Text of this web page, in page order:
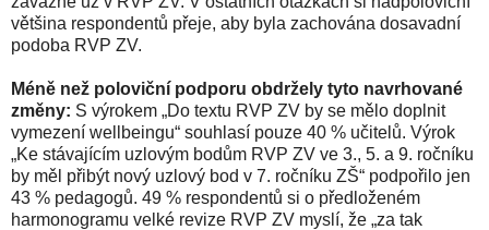
většina respondentů přeje, aby byla zachována dosavadní
podoba RVP ZV.
Méně než poloviční podporu obdržely tyto navrhované
změny: S výrokem „Do textu RVP ZV by se mělo doplnit
vymezení wellbeingu“ souhlasí pouze 40 % učitelů. Výrok
„Ke stávajícím uzlovým bodům RVP ZV ve 3., 5. a 9. ročníku
by měl přibýt nový uzlový bod v 7. ročníku ZŠ“ podpořilo jen
43 % pedagogů. 49 % respondentů si o předloženém
harmonogramu velké revize RVP ZV myslí, že „za tak